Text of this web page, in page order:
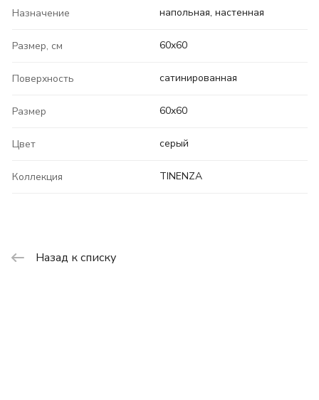
Назначение напольная, настенная
Размер, см 60x60
Поверхность сатинированная
Размер 60x60
Цвет серый
Коллекция TINENZA
Назад к списку